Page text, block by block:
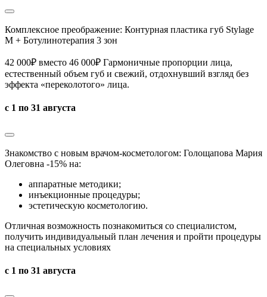
Комплексное преображение: Контурная пластика губ Stylage
M + Ботулинотерапия 3 зон
42 000₽ вместо 46 000₽ Гармоничные пропорции лица,
естественный объем губ и свежий, отдохнувший взгляд без
эффекта «переколотого» лица.
с 1 по 31 августа
Знакомство с новым врачом-косметологом: Голощапова Мария
Олеговна -15% на:
аппаратные методики;
инъекционные процедуры;
эстетическую косметологию.
Отличная возможность познакомиться со специалистом,
получить индивидуальный план лечения и пройти процедуры
на специальных условиях
с 1 по 31 августа